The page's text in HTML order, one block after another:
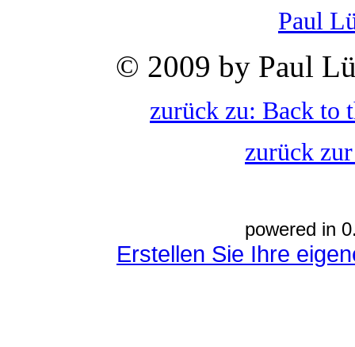
Paul
© 2009 by Paul
zurück zu: Back to
zurück
powered in
Erstellen Sie Ihre